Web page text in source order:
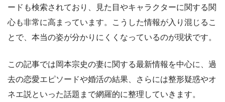
ードも検索されており、見た目やキャラクターに関する関
心も非常に高まっています。こうした情報が入り混じるこ
とで、本当の姿が分かりにくくなっているのが現状です。
この記事では岡本宗史の妻に関する最新情報を中心に、過
去の恋愛エピソードや婚活の結果、さらには整形疑惑やオ
ネエ説といった話題まで網羅的に整理していきます。